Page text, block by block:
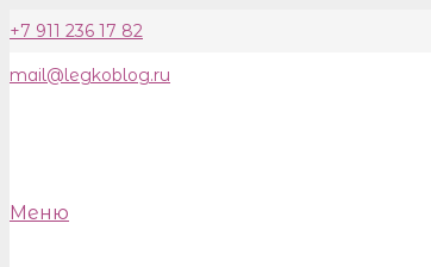
+7 911 236 17 82
mail@legkoblog.ru
Меню